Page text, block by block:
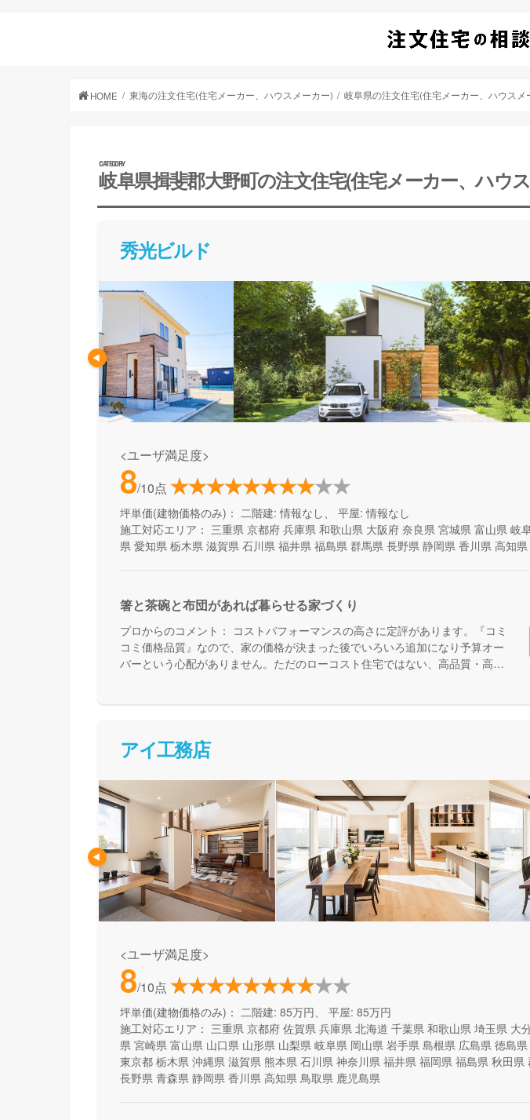
HOME 東海の注文住宅(住宅メーカー、ハウスメーカー) 岐阜県の注文住宅(住宅メーカー、ハウスメ
岐阜県揖斐郡大野町の注文住宅(住宅メーカー、ハウ
秀光ビルド
<ユーザ満足度>
8/10点
坪単価(建物価格のみ)： 二階建: 情報なし、 平屋: 情報なし
施工対応エリア： 三重県 京都府 兵庫県 和歌山県 大阪府 奈良県 宮城県 富山県 岐
県 愛知県 栃木県 滋賀県 石川県 福井県 福島県 群馬県 長野県 静岡県 香川県 高知県
箸と茶碗と布団があれば暮らせる家づくり
プロからのコメント： コストパフォーマンスの高さに定評があります。『コミ
コミ価格品質』なので、家の価格が決まった後でいろいろ追加になり予算オー
バーという心配がありません。ただのローコスト住宅ではない、高品質・高性
アイ工務店
<ユーザ満足度>
8/10点
坪単価(建物価格のみ)： 二階建: 85万円、 平屋: 85万円
施工対応エリア： 三重県 京都府 佐賀県 兵庫県 北海道 千葉県 和歌山県 埼玉県 大
県 宮崎県 富山県 山口県 山形県 山梨県 岐阜県 岡山県 岩手県 島根県 広島県 徳島県
東京都 栃木県 沖縄県 滋賀県 熊本県 石川県 神奈川県 福井県 福岡県 福島県 秋田県
長野県 青森県 静岡県 香川県 高知県 鳥取県 鹿児島県